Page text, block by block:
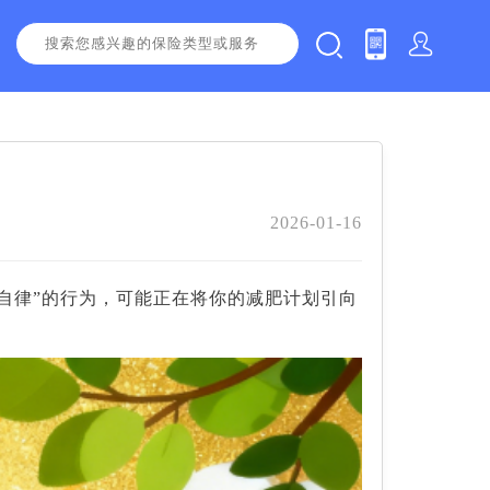
2026-01-16
律”的行为，可能正在将你的减肥计划引向